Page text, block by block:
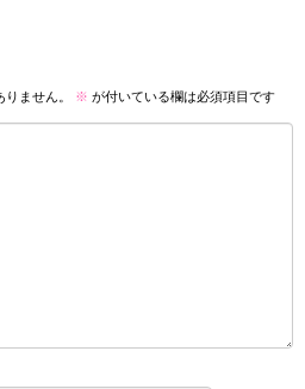
ません。 ※ が付いている欄は必須項目です